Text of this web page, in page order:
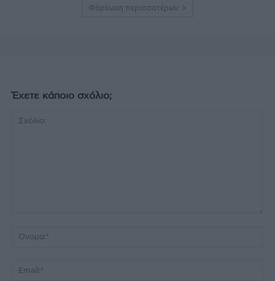
Φόρτωση περισσοτέρων
Έχετε κάποιο σχόλιο;